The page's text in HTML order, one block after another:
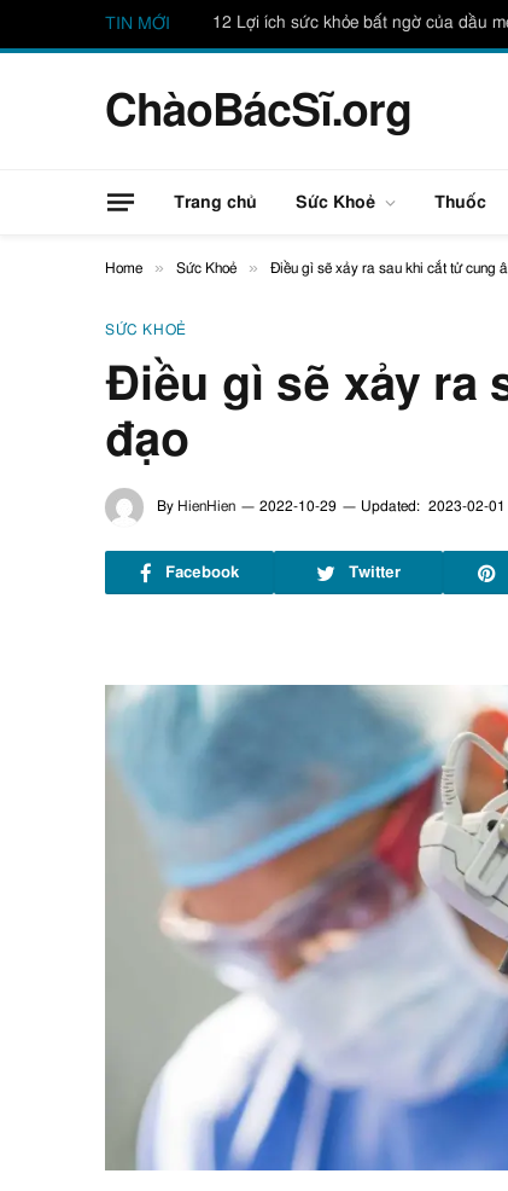
TIN MỚI 12 Lợi ích sức khỏe bất ngờ của dầu
ChàoBácSĩ.org
Trang chủ Sức Khoẻ Thuốc
Home » Sức Khoẻ » Điều gì sẽ xảy ra sau khi cắt tử cung
SỨC KHOẺ
Điều gì sẽ xảy ra
đạo
By HienHien 2022-10-29 Updated: 2023-02-01
Facebook Twitter